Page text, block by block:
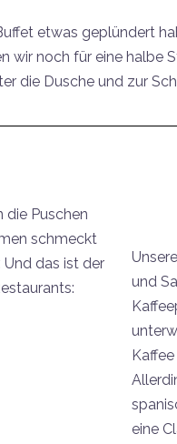
etwas geplündert
wir noch für eine halbe
die Dusche und zur
die Puschen
schmeckt
Und das ist der
und
eine